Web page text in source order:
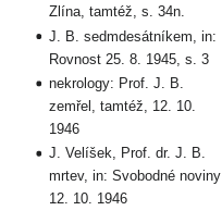
Zlína, tamtéž, s. 34n.
J. B. sedmdesátníkem, in:
Rovnost 25. 8. 1945, s. 3
nekrology: Prof. J. B.
zemřel, tamtéž, 12. 10.
1946
J. Velíšek, Prof. dr. J. B.
mrtev, in: Svobodné noviny
12. 10. 1946